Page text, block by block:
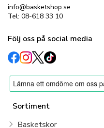
info@basketshop.se
Tel: 08-618 33 10
Följ oss på social media
Sortiment
Basketskor